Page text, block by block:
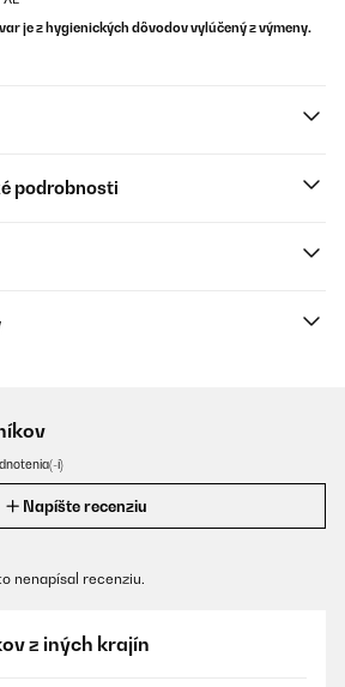
je z hygienických dôvodov vylúčený z výmeny.
podrobnosti
í)
Napíšte recenziu
nenapísal recenziu.
z iných krajín